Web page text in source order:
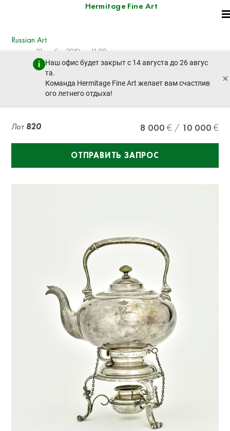
Hermitage Fine Art
Наш офис будет закрыт с 14 августа до 26 авгус
та.
Команда Hermitage Fine Art желает вам счастлив
ого летнего отдыха!
×
Russian Art
четверг, 21 ноября 2019 г. - 11:00
пред. лот след. лот
A silver bouillotte
Лот 820 8 000 10 000
ОТПРАВИТЬ ЗАПРОС